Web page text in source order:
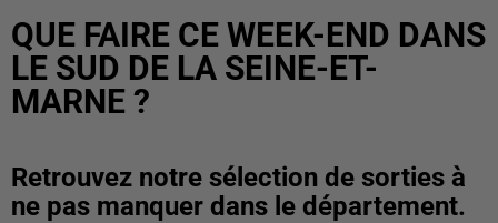
QUE FAIRE CE WEEK-END DANS
LE SUD DE LA SEINE-ET-
MARNE ?
Retrouvez notre sélection de sorties à
ne pas manquer dans le département.